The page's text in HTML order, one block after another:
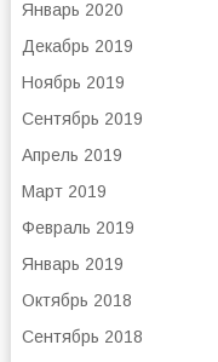
Январь 2020
Декабрь 2019
Ноябрь 2019
Сентябрь 2019
Апрель 2019
Март 2019
Февраль 2019
Январь 2019
Октябрь 2018
Сентябрь 2018